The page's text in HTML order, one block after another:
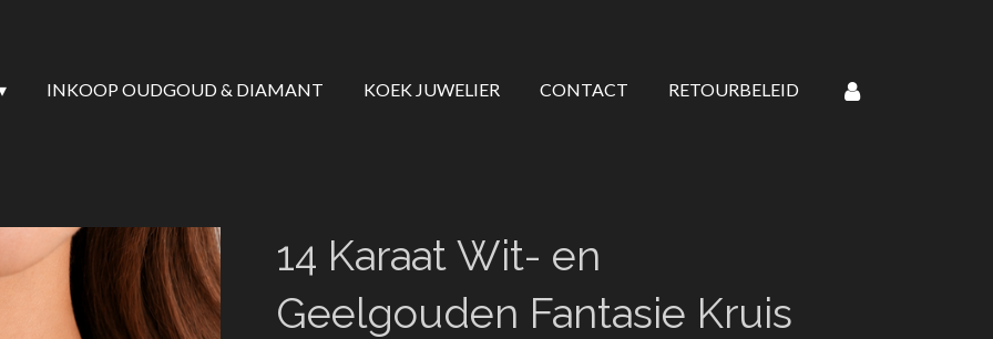
INKOOP OUDGOUD & DIAMANT KOEK JUWELIER CONTACT RETOURBELEID
14 Karaat Wit- en
Geelgouden Fantasie Kruis